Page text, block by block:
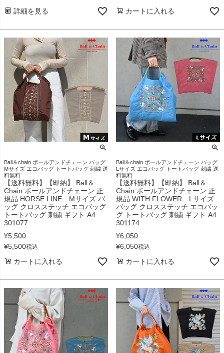
詳細を見る カートに入れる
Ball＆chain ボールアンドチェーン バッグ
Mサイズ エコバッグ トートバッグ 刺繍 送
料無料
【送料無料】【即納】 Ball＆
Chain ボールアンドチェーン 正
規品 HORSE LINE Mサイズ バ
ッグ クロスステッチ エコバッグ
トートバッグ 刺繍 ギフト A4
301077
¥5,500
¥5,500税込
カートに入れる
Ball＆chain ボールアンドチェーン バッグ
Lサイズ エコバッグ トートバッグ 刺繍 送
料無料
【送料無料】【即納】 Ball＆
Chain ボールアンドチェーン 正
規品 WITH FLOWER Lサイズ
バッグ クロスステッチ エコバッ
グ トートバッグ 刺繍 ギフト A4
301174
¥6,050
¥6,050税込
カートに入れる